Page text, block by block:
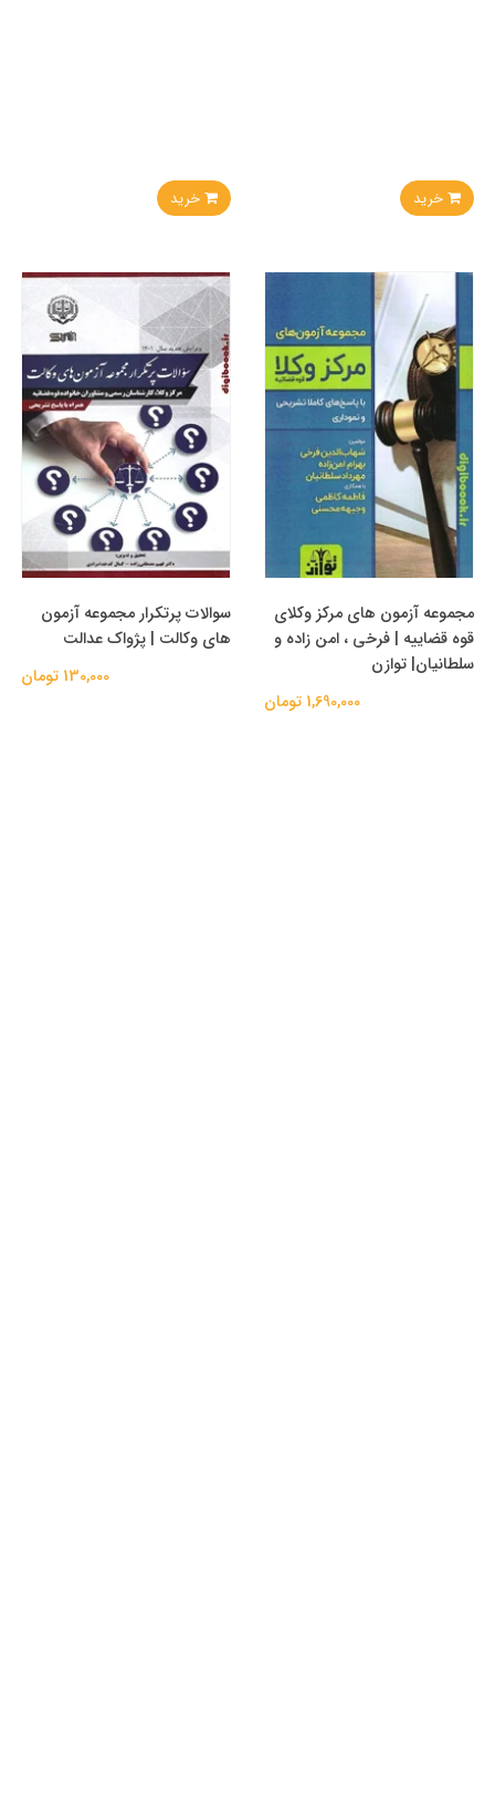
خرید خرید
مجموعه آزمون های مرکز وکلای
قوه قضاییه | فرخی ، امن زاده و
سلطانیان| توازن
1,690,000 تومان
سوالات پرتکرار مجموعه آزمون
های وکالت | پژواک عدالت
130,000 تومان